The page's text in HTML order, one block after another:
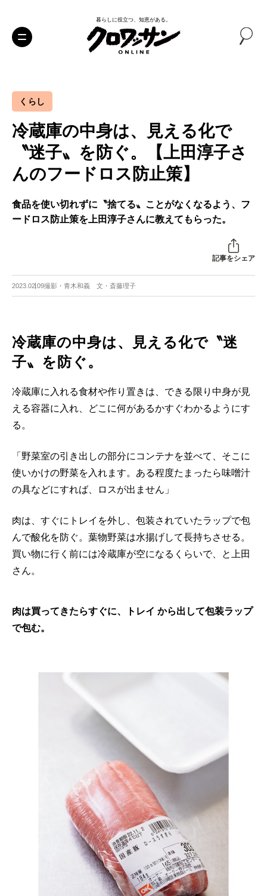
暮らしに役立つ、知恵がある。
くらし
冷蔵庫の中身は、見える化で
〝迷子〟を防ぐ。【上田淳子さ
んのフードロス防止策】
食品を使い切れずに〝捨てる〟ことがなくなるよう、フ
ードロス防止策を上田淳子さんに教えてもらった。
記事をシェア
2023.02.09撮影・青木和義 文・斎藤理子
冷蔵庫の中身は、見える化で〝迷
子〟を防ぐ。
冷蔵庫に入れる食材や作り置きは、できる限り中身が見
える容器に入れ、どこに何があるかすぐわかるようにす
る。
「野菜室の引き出しの部分にコンテナを並べて、そこに
使いかけの野菜を入れます。ある程度たまったら味噌汁
の具などにすれば、ロスが出ません」
肉は、すぐにトレイを外し、包装されていたラップで包
んで酸化を防ぐ。葉物野菜は水揚げして長持ちさせる。
買い物に行く前には冷蔵庫が空になるくらいで、と上田
さん。
肉は買ってきたらすぐに、トレイ から出して包装ラップ
で包む。